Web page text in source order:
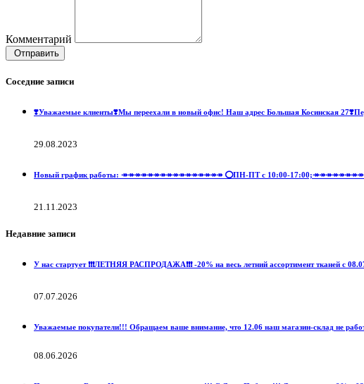
Комментарий
Отправить
Соседние записи
❣️Уважаемые клиенты❣️Мы переехали в новый офис! Наш адрес Большая Косинская
29.08.2023
Новый график работы: ↠↠↠↠↠↠↠↠↠↠↠↠↠↠↠↠ ⭕ПН-ПТ с 10:00-
21.11.2023
Недавние записи
У нас стартует ❗️❗️❗️ЛЕТНЯЯ РАСПРОДАЖА❗️❗️❗️ -20% на весь летний ассортимент тканей с
07.07.2026
Уважаемые покупатели!!! Обращаем ваше внимание, что 12.06 наш магазин-склад не
08.06.2026